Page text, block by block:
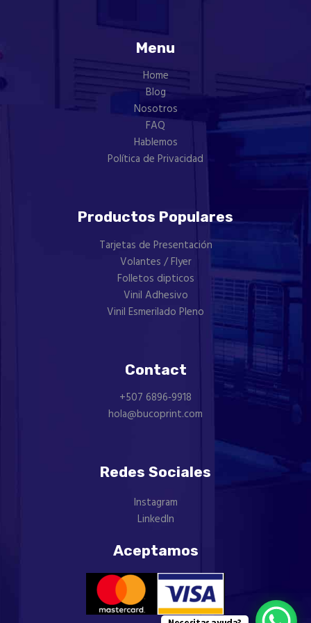
Menu
Home
Blog
Nosotros
FAQ
Hablemos
Política de Privacidad
Productos Populares
Tarjetas de Presentación
Volantes / Flyer
Folletos dipticos
Vinil Adhesivo
Vinil Esmerilado Pleno
Contact
+507 ‪6896‑9918‬
hola@bucoprint.com
Redes Sociales
Instagram
LinkedIn
Aceptamos